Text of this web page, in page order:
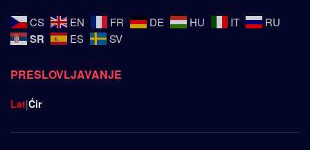
CS EN FR DE HU IT RU
SR ES SV
PRESLOVLJAVANJE
Lat|Ćir